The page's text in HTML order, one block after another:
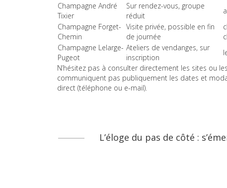
Champagne André
Tixier
Sur rendez-vous, groupe
réduit
Champagne Forget-
Chemin
Visite privée, possible en fin
de journée
Champagne Lelarge-
Pugeot
Ateliers de vendanges, sur
inscription
N’hésitez pas à consulter directement les sites ou
communiquent pas publiquement les dates et
direct (téléphone ou e-mail).
L’éloge du pas de côté :